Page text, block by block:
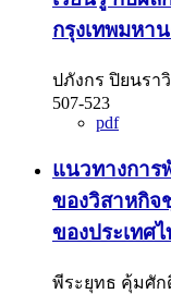
กรุงเทพมหา
ปภังกร ปิยนร
507-523
pdf
แนวทางการ
ของวิสาหกิจ
ของประเทศ
พีระยุทธ คุ้มศัก